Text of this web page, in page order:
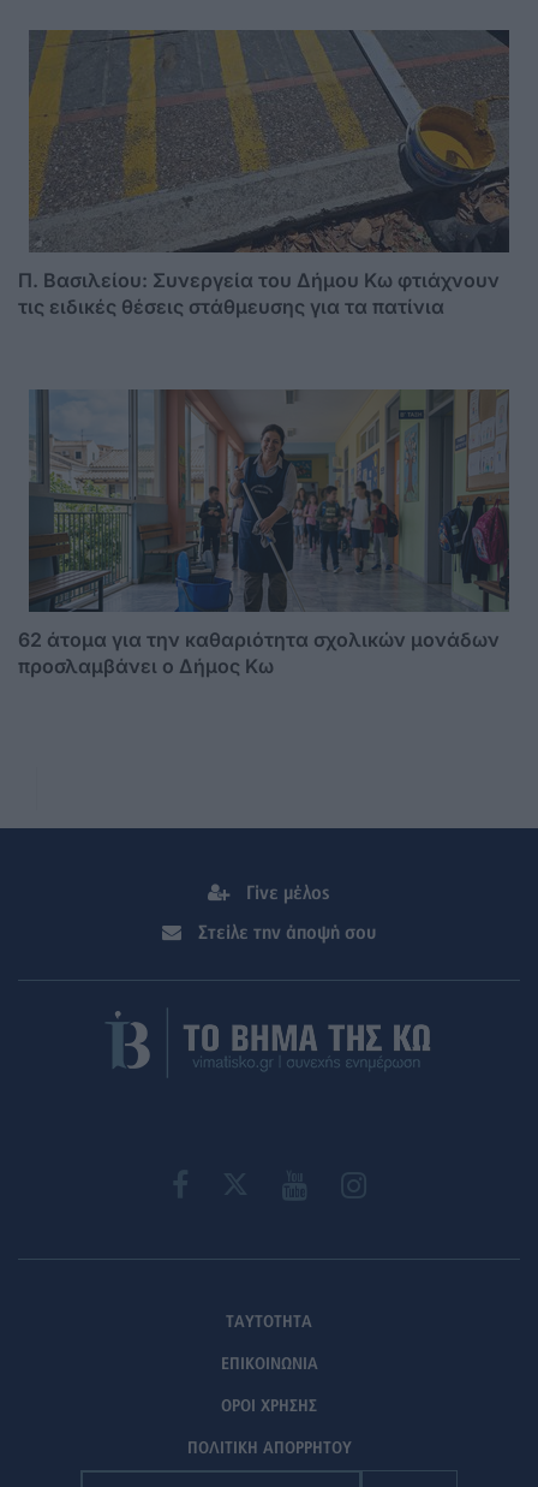
Π. Βασιλείου: Συνεργεία του Δήμου Κω φτιάχνουν
τις ειδικές θέσεις στάθμευσης για τα πατίνια
62 άτομα για την καθαριότητα σχολικών μονάδων
προσλαμβάνει ο Δήμος Κω
Γίνε μέλος
Στείλε την άποψή σου
ΤΑΥΤΟΤΗΤΑ
ΕΠΙΚΟΙΝΩΝΙΑ
ΟΡΟΙ ΧΡΗΣΗΣ
ΠΟΛΙΤΙΚΗ ΑΠΟΡΡΗΤΟΥ